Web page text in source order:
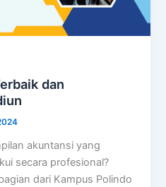
dan
akuntansi yang
secara profesional?
dari Kampus Polindo